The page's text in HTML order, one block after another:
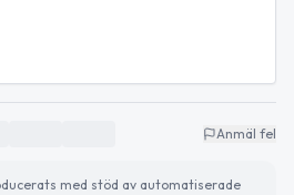
Anmäl fel
med stöd av automatiserade